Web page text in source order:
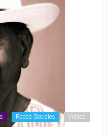
Redes Sociales Videos